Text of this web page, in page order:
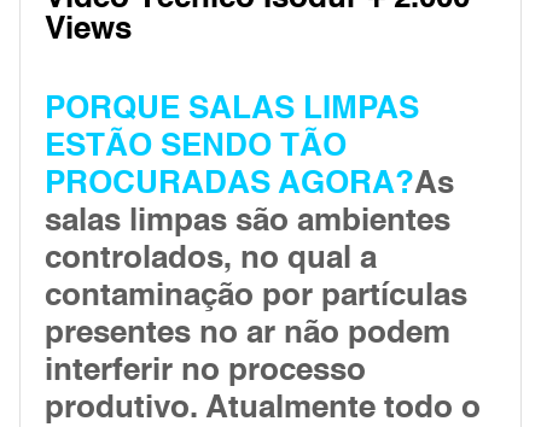
Views
PORQUE SALAS LIMPAS
ESTÃO SENDO TÃO
PROCURADAS AGORA?As
salas limpas são ambientes
controlados, no qual a
contaminação por partículas
presentes no ar não podem
interferir no processo
produtivo. Atualmente todo o